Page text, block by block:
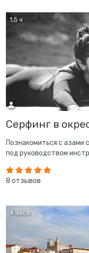
1,5 ч
Серфинг в
Познакомиться с азами
под руководством
8 отзывов
4 часа